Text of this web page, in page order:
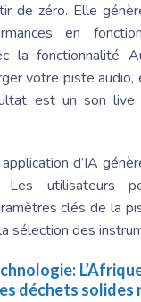
de zéro. Elle
en
la fonctionnalité
votre piste audio,
est un son
d’IA
Les utilisateurs
clés de la
sélection des
déchets solides